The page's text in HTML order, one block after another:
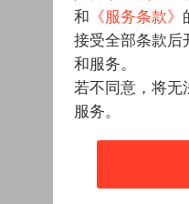
和 《服务条款》
接受全部条款后
和服务。
若不同意，将无
服务。